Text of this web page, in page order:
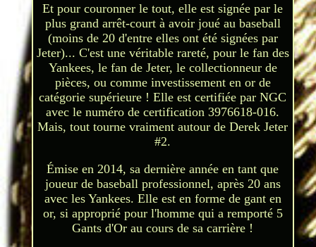
Et pour couronner le tout, elle est signée par le
plus grand arrêt-court à avoir joué au baseball
(moins de 20 d'entre elles ont été signées par
Jeter)... C'est une véritable rareté, pour le fan des
Yankees, le fan de Jeter, le collectionneur de
pièces, ou comme investissement en or de
catégorie supérieure ! Elle est certifiée par NGC
avec le numéro de certification 3976618-016.
Mais, tout tourne vraiment autour de Derek Jeter
#2.
Émise en 2014, sa dernière année en tant que
joueur de baseball professionnel, après 20 ans
avec les Yankees. Elle est en forme de gant en
or, si approprié pour l'homme qui a remporté 5
Gants d'Or au cours de sa carrière !